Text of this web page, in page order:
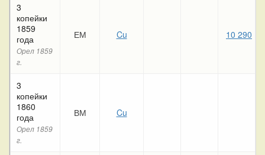
3
копейки
1859
года
Орел 1859
г.
ЕМ Cu 10 290
3
копейки
1860
года
Орел 1859
г.
ВМ Cu